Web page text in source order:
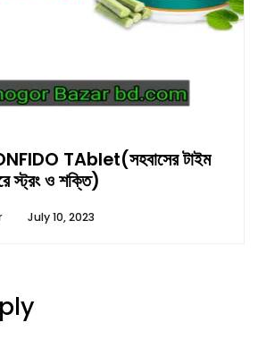
TAblet(সহবাসের টাইম
স্ট্রং ও শক্তি)
July 10, 2023